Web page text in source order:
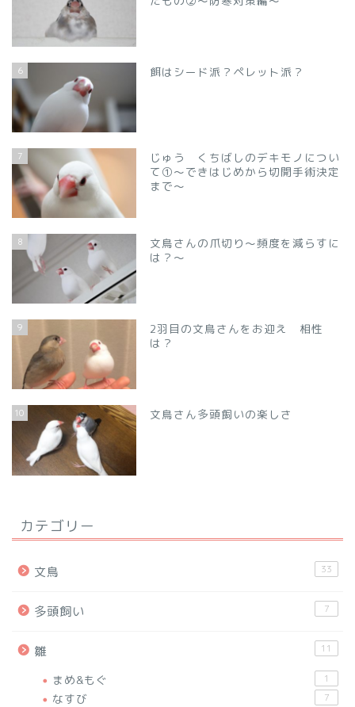
6 餌はシード派？ペレット派？
7
じゅう くちばしのデキモノについ
て①～できはじめから切開手術決定
まで～
8
文鳥さんの爪切り～頻度を減らすに
は？～
9
2羽目の文鳥さんをお迎え 相性
は？
10 文鳥さん多頭飼いの楽しさ
カテゴリー
文鳥 33
多頭飼い 7
雛 11
まめ&もぐ 1
なすび 7